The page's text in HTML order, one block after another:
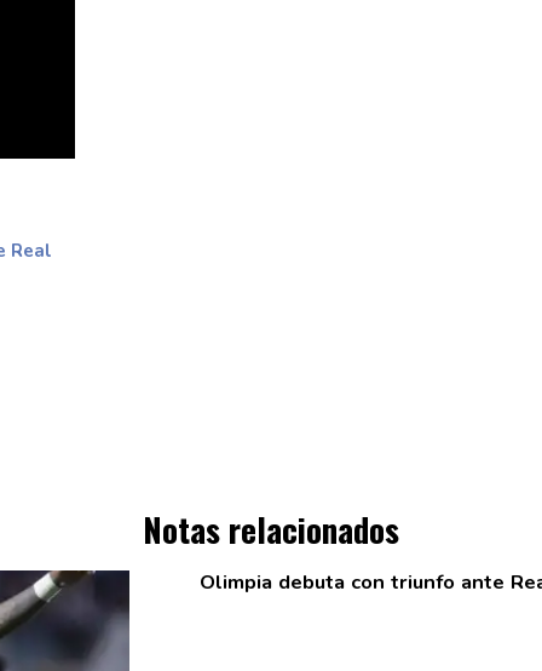
Real
Notas relacionados
Olimpia debuta con triunfo ante